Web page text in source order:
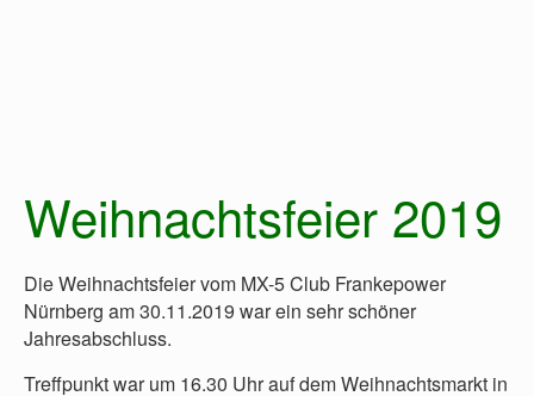
Weihnachtsfeier 2019
Die Weihnachtsfeier vom MX-5 Club Frankepower
Nürnberg am 30.11.2019 war ein sehr schöner
Jahresabschluss.
Treffpunkt war um 16.30 Uhr auf dem Weihnachtsmarkt in